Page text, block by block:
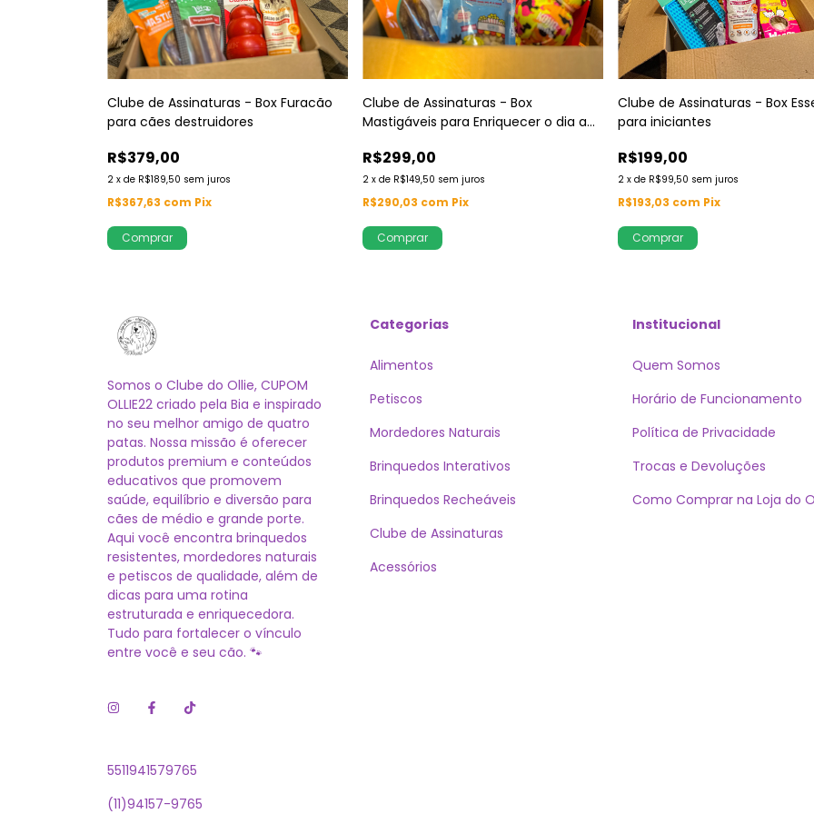
Clube de Assinaturas - Box Furacão
para cães destruidores
R$379,00
2 x de R$189,50 sem juros
R$367,63 com Pix
Comprar
Clube de Assinaturas - Box
Mastigáveis para Enriquecer o dia a
R$299,00
2 x de R$149,50 sem juros
R$290,03 com Pix
Comprar
Clube de Assinaturas - Box
para iniciantes
R$199,00
2 x de R$99,50 sem juros
R$193,03 com Pix
Somos o Clube do Ollie, CUPOM
OLLIE22 criado pela Bia e inspirado
no seu melhor amigo de quatro
patas. Nossa missão é oferecer
produtos premium e conteúdos
educativos que promovem
saúde, equilíbrio e diversão para
cães de médio e grande porte.
Aqui você encontra brinquedos
resistentes, mordedores naturais
e petiscos de qualidade, além de
dicas para uma rotina
estruturada e enriquecedora.
Tudo para fortalecer o vínculo
entre você e seu cão. 🐾
5511941579765
(11)94157-9765
Categorias
Alimentos
Petiscos
Mordedores Naturais
Brinquedos Interativos
Brinquedos Recheáveis
Clube de Assinaturas
Acessórios
Institucional
Quem Somos
Horário de Funcionamento
Política de Privacidade
Trocas e Devoluções
Como Comprar na Loja do